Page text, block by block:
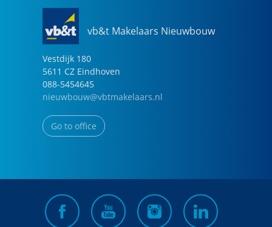
vb&t Makelaars Nieuwbouw
Vestdijk 180
5611 CZ Eindhoven
088-5454645
nieuwbouw@vbtmakelaars.nl
Go to office